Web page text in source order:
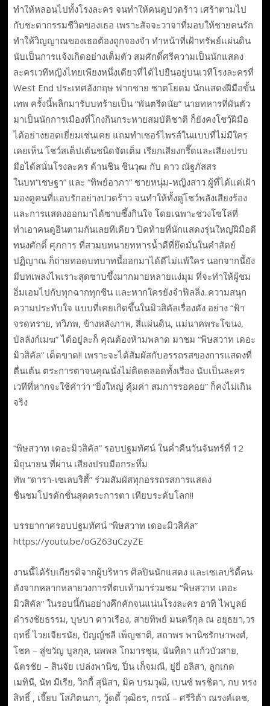
ทำให้หลอนไปทั้งโรงละคร จนทำให้คนดูปวดร้าว เศร้าตามไป
กับชะตากรรมชีวิตของเธอ เพราะสัจจะวาจาที่มอบให้ชายคนรัก
ทำให้วิญญาณของเธอต้องถูกจองจำ ทำหน้าที่เฝ้าทรัพย์แผ่นดิน
นับเป็นการแจ้งเกิดอย่างเต็มตัว สมศักดิ์ศรีความเป็นนักแสดง
ละครเวทีหญิงไทยเพียงหนึ่งเดียวที่ได้ไปยืนอยู่บนเวทีโรงละครที่
West End ประเทศอังกฤษ ฟากชาย ชาตโยดม นักแสดงฝีมือขั้น
เทพ ครั้งนี้พลิกมารับบทร้ายเป็น “พันตรีดนัย” นายทหารที่ผันตัว
มาเป็นนักการเมืองที่โกงกินกระหายสมบัติชาติ ก็ยังคงโชว์ฝีมือ
ได้อย่างยอดเยี่ยมเช่นเคย แถมทำเซอร์ไพรส์ในแบบที่ไม่มีใคร
เคยเห็น โชว์สเต็ปเต้นชนิดจัดเต็ม เรียกเสียงกรี๊ดและเสียงปรบ
มือได้สนั่นโรงละคร ด้านชิน ชินวุฒ กับ ดาว ณัฐภัสสร
ในบท“เชษฐา” และ “ทิพย์อาภา” ชายหนุ่ม-หญิงสาว ผู้ที่ได้แต่เฝ้า
มองดูคนที่แอบรักอย่างปวดร้าว จนทำให้ทั้งคู่โชว์พลังเสียงร้อง
และการแสดงออกมาได้ซาบซึ้งกินใจ โดยเฉพาะช่วงโซโล่ที่
ทำเอาคนดูอินตามกันเลยทีเดียว ปิดท้ายที่นักแสดงรุ่นใหญ่ฝีมือดี
ทนงศักดิ์ ศุภการ ที่สวมบทนายทหารน้ำดีที่ยึดมั่นในคำสัตย์
ปฏิญาณ ก็ถ่ายทอดบทบาทนี้ออกมาได้ดีไม่แพ้ใคร นอกจากนี้ยัง
มีบทเพลงไพเราะสุดซาบซึ้งมากมายหลายแง่มุม ที่จะทำให้ผู้ชม
อิ่มเอมไปกับทุกฉากทุกซีน และหากใครยังจำฟิลลิ่ง..ความสนุก
ความประทับใจ แบบที่เคยเกิดขึ้นในมิวสิคัลเรื่องดัง อย่าง “ฟ้า
จรดทราย, ทวิภพ, ข้างหลังภาพ, สี่แผ่นดิน, แม่นาคพระโขนง,
บัลลังก์เมฆ” ได้อยู่ละก็ คุณต้องห้ามพลาด มาชม “พิษสวาท เดอะ
มิวสิคัล” เด็ดขาด!! เพราะจะได้สัมผัสกับอรรถรสของการแสดงที่
ตื่นเต้น ตระการตาจนคุณนั่งไม่ติดตลอดทั้งเรื่อง นับเป็นละคร
เวทีที่หากจะใช้คำว่า “ยิ่งใหญ่ คุ้มค่า สมการรอคอย” ก็คงไม่เกิน
จริง
“พิษสวาท เดอะมิวสิคัล” รอบปฐมทัศน์ ในค่ำคืนวันจันทร์ที่ 12
มิถุนายน ที่ผ่าน เสียงปรบมือกระหึ่ม
ทัพ “ดารา-เซเลบริตี้” ร่วมสัมผัสทุกอรรถรสการแสดง
ชื่นชมโปรดักชั่นสุดตระการตา เทียบระดับโลก!!
บรรยากาศรอบปฐมทัศน์ “พิษสวาท เดอะมิวสิคัล”
https://youtu.be/oGZ63uCzyZE​
งานนี้ได้รับเกียรติจากผู้บริหาร ศิลปินนักแสดง และเซเลบริตี้คน
ดังจากหลากหลายวงการที่ตบเท้ามาร่วมชม “พิษสวาท เดอะ
มิวสิคัล” ในรอบนี้กันอย่างคึกคักจนแน่นโรงละคร อาทิ ไพบูลย์
ดำรงชัยธรรม, บุษบา ดาวเรือง, สายทิพย์ มนตรีกุล ณ อยุธยา,วร
ฤทธิ์ ไวยเจียรนัย, ปัญญ์ชลี เพ็ญชาติ, สถาพร พานิชรักษาพงศ์,
โชค – สู่ขวัญ บูลกุล, นพพล โกมารชุน, นันทิดา แก้วบัวสาย,
ฉัตรชัย – สินจัย เปล่งพานิช, ปิ่น เก็จมณี, ยู่ยี่ อลิสา, ลูกเกด
เมทินี, นัท มีเรีย, วิกกี้ สุนิสา, มิค บรมวุฒิ, เบนซ์ พรชิตา, กบ ทรง
สิทธิ์ , เจี๊ยบ โสภิตนภา, วู้ดดี้ วุฒิธร, กรณ์ – ศรีริต้า ณรงค์เดช,